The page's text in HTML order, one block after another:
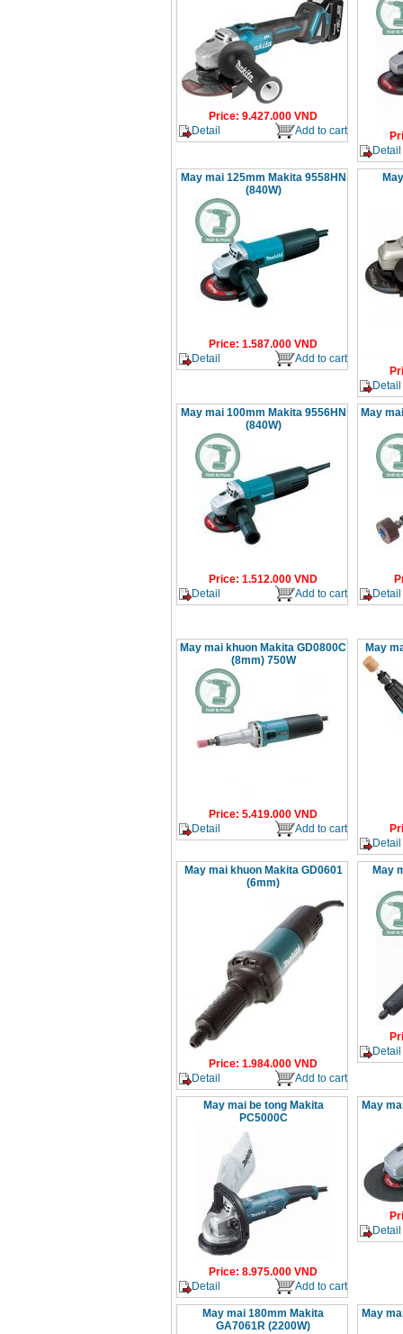
Price: 9.427.000 VND
Detail
Add to cart
Detail
May mai 125mm Makita 9558HN
(840W)
Price: 1.587.000 VND
Detail
Add to cart
Detail
May mai 100mm Makita 9556HN
(840W)
Price: 1.512.000 VND
Detail
Add to cart
May
Detail
May mai khuon Makita GD0800C
(8mm) 750W
Price: 5.419.000 VND
Detail
Add to cart
May
Detail
May mai khuon Makita GD0601
(6mm)
Price: 1.984.000 VND
Detail
Add to cart
May
Detail
May mai be tong Makita
PC5000C
Price: 8.975.000 VND
Detail
Add to cart
May
Detail
May mai 180mm Makita
GA7061R (2200W)
May